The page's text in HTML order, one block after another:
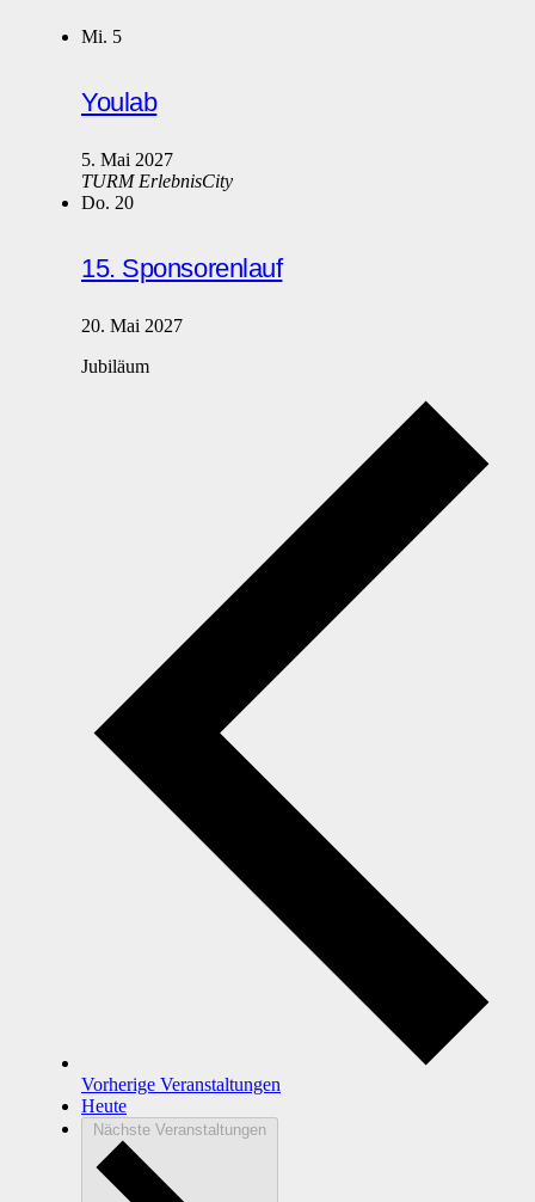
Mi. 5
Youlab
5. Mai 2027
TURM ErlebnisCity
Do. 20
15. Sponsorenlauf
20. Mai 2027
Jubiläum
Vorherige Veranstaltungen
Heute
Nächste Veranstaltungen